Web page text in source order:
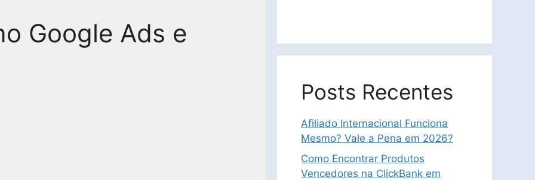
Google Ads e
Posts Recentes
Afiliado Internacional Funciona
Mesmo? Vale a Pena em 2026?
Como Encontrar Produtos
Vencedores na ClickBank em